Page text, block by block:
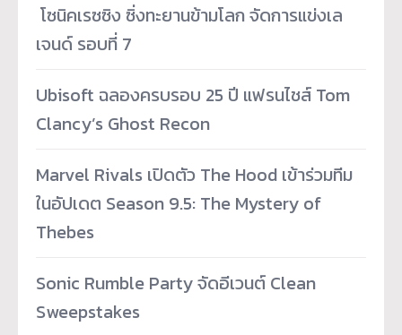
­ โซนิคเรซซิง ซิ่งทะยานข้ามโลก จัดการแข่งเล
เจนด์ รอบที่ 7
Ubisoft ฉลองครบรอบ 25 ปี แฟรนไชส์ Tom
Clancy’s Ghost Recon
Marvel Rivals เปิดตัว The Hood เข้าร่วมทีม
ในอัปเดต Season 9.5: The Mystery of
Thebes
Sonic Rumble Party จัดอีเวนต์ Clean
Sweepstakes